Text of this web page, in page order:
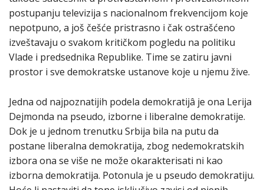
postupanju televizija s nacionalnom frekvencijom koje
nepotpuno, a još češće pristrasno i čak ostrašćeno
izveštavaju o svakom kritičkom pogledu na politiku
Vlade i predsednika Republike. Time se zatiru javni
prostor i sve demokratske ustanove koje u njemu žive.
Jedna od najpoznatijih podela demokratijâ je ona Lerija
Dejmonda na pseudo, izborne i liberalne demokratije.
Dok je u jednom trenutku Srbija bila na putu da
postane liberalna demokratija, zbog nedemokratskih
izbora ona se više ne može okarakterisati ni kao
izborna demokratija. Potonula je u pseudo demokratiju.